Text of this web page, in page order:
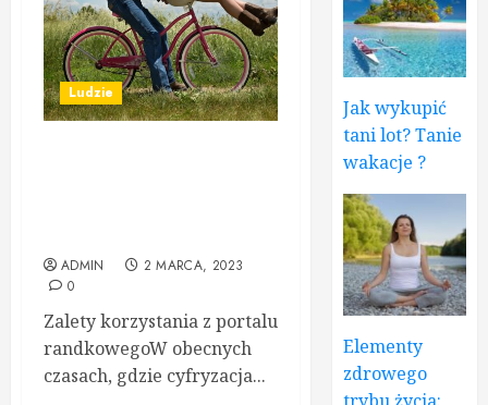
Ludzie
ADMIN
2 MARCA, 2023
0
Zalety korzystania z portalu
randkowegoW obecnych
czasach, gdzie cyfryzacja...
Jak wykupić
tani lot? Tanie
wakacje ?
Elementy
zdrowego